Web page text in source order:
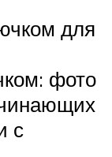
для
фото
с